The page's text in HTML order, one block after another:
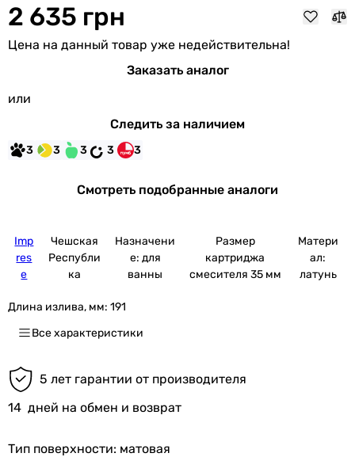
2 635 грн
Цена на данный товар уже недействительна!
Заказать аналог
или
Следить за наличием
3 3 3 3 3
Смотреть подобранные аналоги
Imp
res
e
Чешская
Республи
ка
Назначени
е: для
ванны
Размер
картриджа
смесителя 35 мм
Матери
ал:
латунь
Длина излива, мм: 191
Все характеристики
5 лет гарантии от производителя
14 дней на обмен и возврат
Тип поверхности: матовая